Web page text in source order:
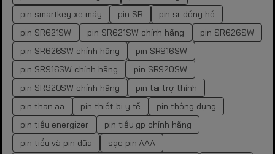
pin smartkey xe máy
pin SR
pin sr đồng hồ
pin SR621SW
pin SR621SW chính hãng
pin SR626SW
pin SR626SW chính hãng
pin SR916SW
pin SR916SW chính hãng
pin SR920SW
pin SR920SW chính hãng
pin tai trợ thính
pin than aa
pin thiết bị y tế
pin thông dụng
pin tiểu energizer
pin tiểu gp chính hãng
pin tiểu và pin đũa
sạc pin AAA